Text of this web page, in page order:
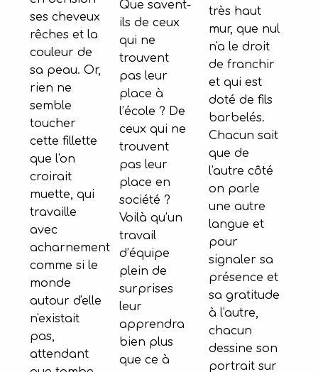
ses cheveux
rêches et la
couleur de
sa peau. Or,
rien ne
semble
toucher
cette fillette
que l'on
croirait
muette, qui
travaille
avec
acharnement
comme si le
monde
autour d'elle
n'existait
pas,
attendant
Que savent-
ils de ceux
qui ne
trouvent
pas leur
place à
l’école ? De
ceux qui ne
trouvent
pas leur
place en
société ?
Voilà qu’un
travail
d’équipe
plein de
surprises
leur
apprendra
bien plus
que ce à
très haut
mur, que nul
n'a le droit
de franchir
et qui est
doté de fils
barbelés.
Chacun sait
que de
l'autre côté
on parle
une autre
langue et
pour
signaler sa
présence et
sa gratitude
à l'autre,
chacun
dessine son
portrait sur